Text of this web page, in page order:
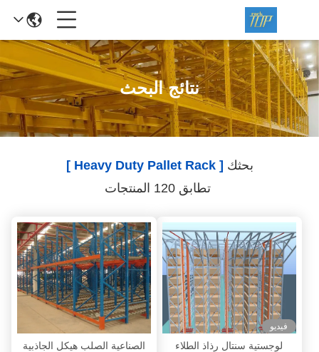
نتائج البحث
بحثك [ Heavy Duty Pallet Rack ]
تطابق 120 المنتجات
فيديو
لوجستية سنتال رذاذ الطلاء
الصناعية الصلب هيكل الجاذبية